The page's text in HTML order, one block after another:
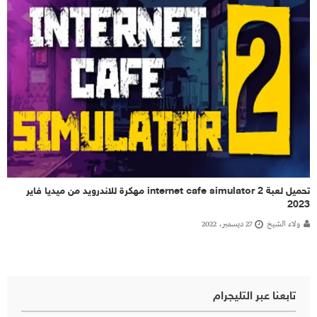
تحميل لعبة internet cafe simulator 2 مهكرة للاندرويد من ميديا فاير
2023
ولاء الشيخ 27 ديسمبر، 2022
تابعنا عبر التليجرام